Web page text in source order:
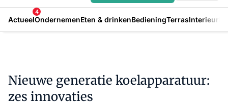
Actueel
4
OndernemenEten & drinkenBedieningTerrasInterieur
Nieuwe generatie koelapparatuur:
zes innovaties